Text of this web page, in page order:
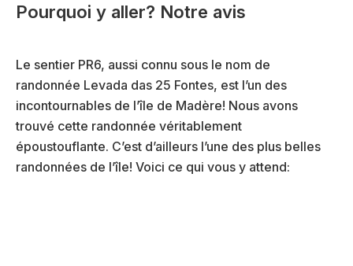
Pourquoi y aller? Notre avis
Le sentier PR6, aussi connu sous le nom de
randonnée Levada das 25 Fontes, est l’un des
incontournables de l’île de Madère! Nous avons
trouvé cette randonnée véritablement
époustouflante. C’est d’ailleurs l’une des plus belles
randonnées de l’île! Voici ce qui vous y attend: